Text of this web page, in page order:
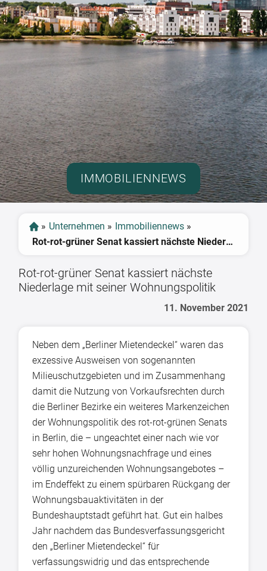
IMMOBILIENNEWS
» Unternehmen » Immobiliennews »
Rot-rot-grüner Senat kassiert nächste Niederlage mit seiner Wohnungspolitik
Rot-rot-grüner Senat kassiert nächste
Niederlage mit seiner Wohnungspolitik
11. November 2021
Neben dem „Berliner Mietendeckel“ waren das
exzessive Ausweisen von sogenannten
Milieuschutzgebieten und im Zusammenhang
damit die Nutzung von Vorkaufsrechten durch
die Berliner Bezirke ein weiteres Markenzeichen
der Wohnungspolitik des rot-rot-grünen Senats
in Berlin, die – ungeachtet einer nach wie vor
sehr hohen Wohnungsnachfrage und eines
völlig unzureichenden Wohnungsangebotes –
im Endeffekt zu einem spürbaren Rückgang der
Wohnungsbauaktivitäten in der
Bundeshauptstadt geführt hat. Gut ein halbes
Jahr nachdem das Bundesverfassungsgericht
den „Berliner Mietendeckel“ für
verfassungswidrig und das entsprechende